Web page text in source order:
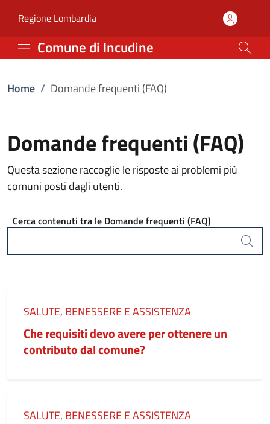
Domande frequenti
Regione Lombardia(apre in un'altra scheda).
Comune di Incudine
Home / Domande frequenti (FAQ)
Domande frequenti (FAQ)
Questa sezione raccoglie le risposte ai problemi più
comuni posti dagli utenti.
Cerca contenuti tra le Domande frequenti (FAQ)
Cerca
Categoria:
SALUTE, BENESSERE E ASSISTENZA
Che requisiti devo avere per ottenere un
contributo dal comune?
Categoria:
SALUTE, BENESSERE E ASSISTENZA